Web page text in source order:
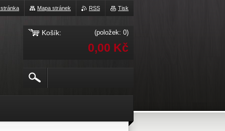
Tisk
RSS
Mapa stránek
Košík: (položek: 0)
0,00 Kč